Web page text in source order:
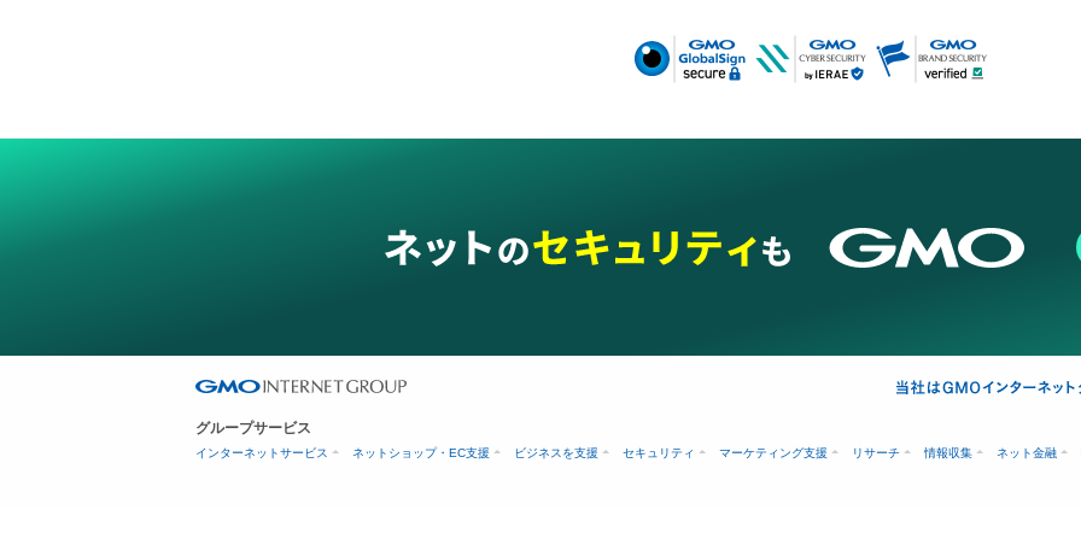
グループサービス
インターネットサービス ネットショップ・EC支援 ビジネスを支援 セキュリティ マーケティング支援 リサーチ 情報収集 ネット金融